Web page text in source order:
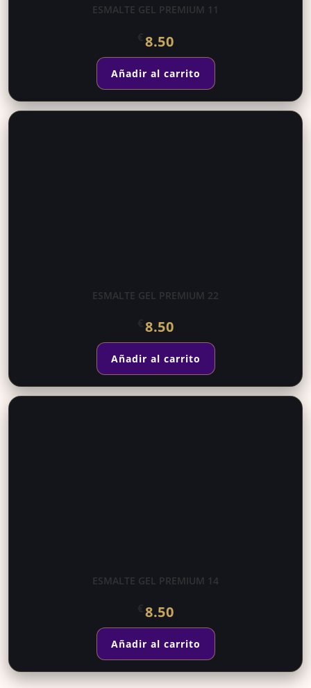
ESMALTE GEL PREMIUM 11
8.50
Añadir al carrito
ESMALTE GEL PREMIUM 22
8.50
Añadir al carrito
ESMALTE GEL PREMIUM 14
8.50
Añadir al carrito